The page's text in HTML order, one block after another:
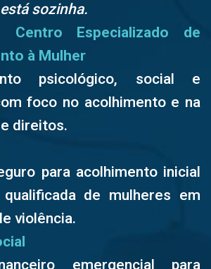
sozinha.
Centro Especializado de
à Mulher
psicológico, social e
foco no acolhimento e na
direitos.
para acolhimento inicial
de mulheres em
violência.
emergencial para